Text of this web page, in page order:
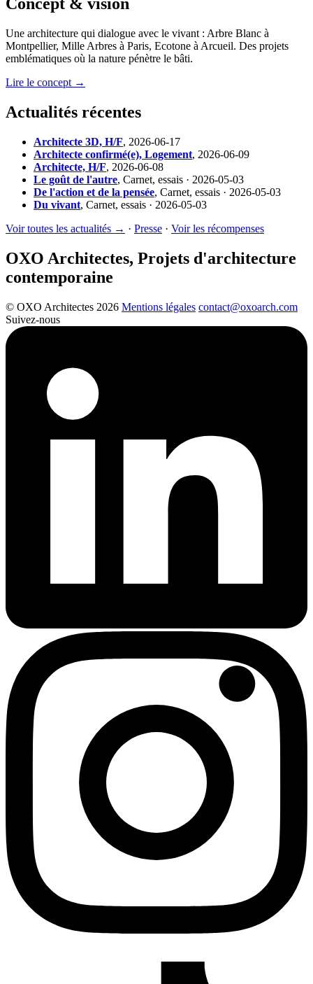
Concept & vision
Une architecture qui dialogue avec le vivant : Arbre Blanc à
Montpellier, Mille Arbres à Paris, Ecotone à Arcueil. Des projets
emblématiques où la nature pénètre le bâti.
Lire le concept →
Actualités récentes
Architecte 3D, H/F, 2026-06-17
Architecte confirmé(e), Logement, 2026-06-09
Architecte, H/F, 2026-06-08
Le goût de l'autre, Carnet, essais · 2026-05-03
De l'action et de la pensée, Carnet, essais · 2026-05-03
Du vivant, Carnet, essais · 2026-05-03
Voir toutes les actualités → · Presse · Voir les récompenses
OXO Architectes, Projets d'architecture
contemporaine
© OXO Architectes 2026 Mentions légales contact@oxoarch.com
Suivez-nous